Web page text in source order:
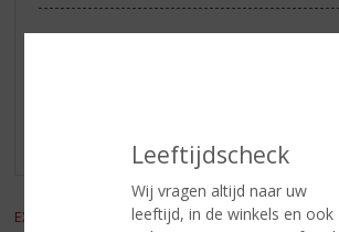
Leeftijdscheck
Wij vragen altijd naar uw
leeftijd, in de winkels en ook
EXCL. BTW INCL. BTW